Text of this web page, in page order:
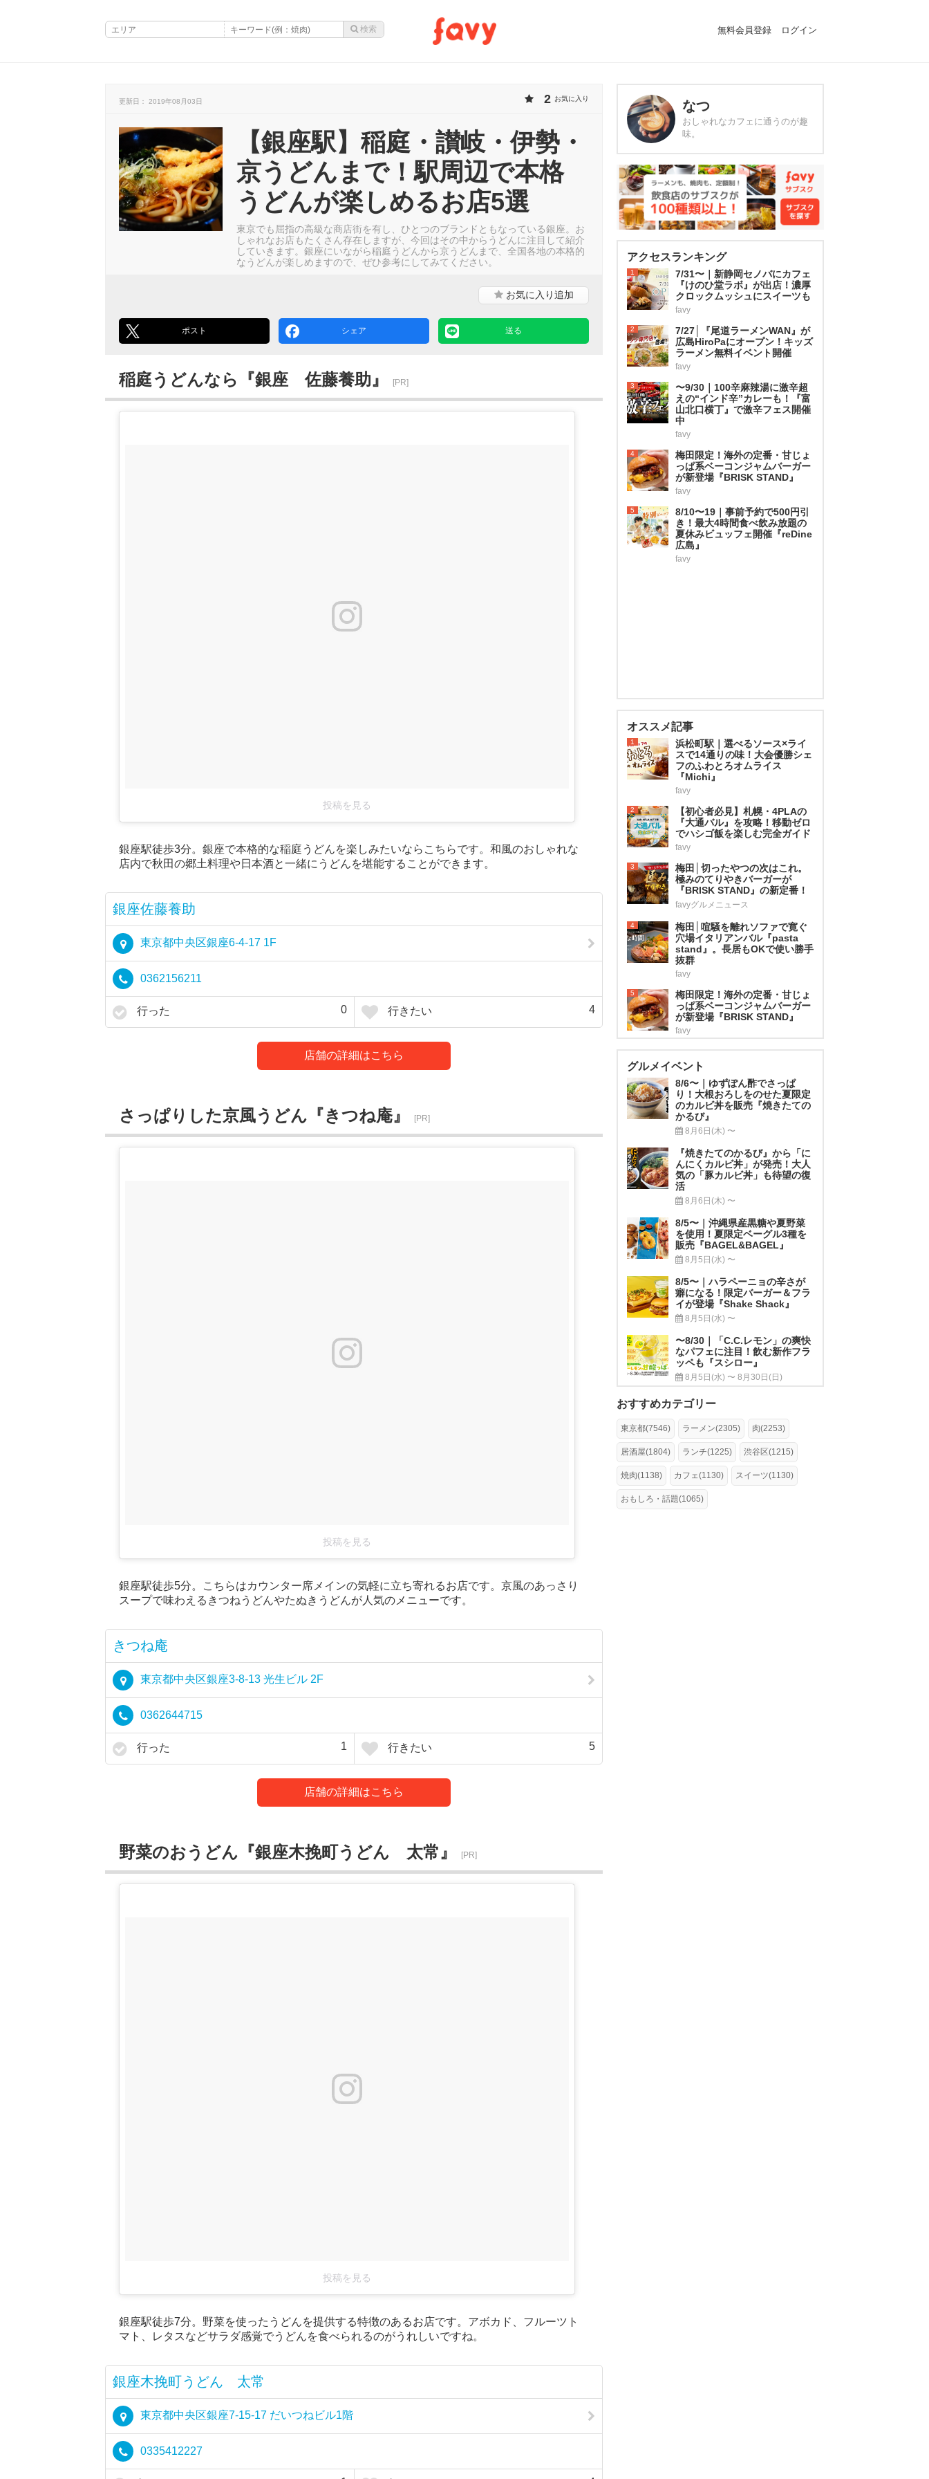
無料会員登録 ログイン
更新日： 2019年08月03日 2 お気に入り
【銀座駅】稲庭・讃岐・伊勢・
京うどんまで！駅周辺で本格
うどんが楽しめるお店5選
東京でも屈指の高級な商店街を有し、ひとつのブランドともなっている銀座。お
しゃれなお店もたくさん存在しますが、今回はその中からうどんに注目して紹介
していきます。銀座にいながら稲庭うどんから京うどんまで、全国各地の本格的
なうどんが楽しめますので、ぜひ参考にしてみてください。
お気に入り追加
ポスト シェア 送る
稲庭うどんなら『銀座 佐藤養助』 [PR]
投稿を見る
銀座駅徒歩3分。銀座で本格的な稲庭うどんを楽しみたいならこちらです。和風のおしゃれな
店内で秋田の郷土料理や日本酒と一緒にうどんを堪能することができます。
銀座佐藤養助
東京都中央区銀座6-4-17 1F
0362156211
行った 0 行きたい 4
店舗の詳細はこちら
さっぱりした京風うどん『きつね庵』 [PR]
投稿を見る
銀座駅徒歩5分。こちらはカウンター席メインの気軽に立ち寄れるお店です。京風のあっさり
スープで味わえるきつねうどんやたぬきうどんが人気のメニューです。
きつね庵
東京都中央区銀座3-8-13 光生ビル 2F
0362644715
行った 1 行きたい 5
店舗の詳細はこちら
野菜のおうどん『銀座木挽町うどん 太常』 [PR]
投稿を見る
銀座駅徒歩7分。野菜を使ったうどんを提供する特徴のあるお店です。アボカド、フルーツト
マト、レタスなどサラダ感覚でうどんを食べられるのがうれしいですね。
銀座木挽町うどん 太常
東京都中央区銀座7-15-17 だいつねビル1階
0335412227
なつ
おしゃれなカフェに通うのが趣
味。
アクセスランキング
1
7/31〜｜新静岡セノバにカフェ
『けのひ堂ラボ』が出店！濃厚
クロックムッシュにスイーツも
favy
2
7/27│『尾道ラーメンWAN』が
広島HiroPaにオープン！キッズ
ラーメン無料イベント開催
favy
3
〜9/30｜100辛麻辣湯に激辛超
えの“インド辛”カレーも！『富
山北口横丁』で激辛フェス開催
中
favy
4
梅田限定！海外の定番・甘じょ
っぱ系ベーコンジャムバーガー
が新登場『BRISK STAND』
favy
5
8/10〜19｜事前予約で500円引
き！最大4時間食べ飲み放題の
夏休みビュッフェ開催『reDine
広島』
favy
オススメ記事
1
浜松町駅｜選べるソース×ライ
スで14通りの味！大会優勝シェ
フのふわとろオムライス
『Michi』
favy
2
【初心者必見】札幌・4PLAの
『大通バル』を攻略！移動ゼロ
でハシゴ飯を楽しむ完全ガイド
favy
3
梅田│切ったやつの次はこれ。
極みのてりやきバーガーが
『BRISK STAND』の新定番！
favyグルメニュース
4
梅田│喧騒を離れソファで寛ぐ
穴場イタリアンバル『pasta
stand』。長居もOKで使い勝手
抜群
favy
5
梅田限定！海外の定番・甘じょ
っぱ系ベーコンジャムバーガー
が新登場『BRISK STAND』
favy
グルメイベント
8/6〜｜ゆずぽん酢でさっぱ
り！大根おろしをのせた夏限定
のカルビ丼を販売『焼きたての
かるび』
8月6日(木) 〜
『焼きたてのかるび』から「に
んにくカルビ丼」が発売！大人
気の「豚カルビ丼」も待望の復
活
8月6日(木) 〜
8/5〜｜沖縄県産黒糖や夏野菜
を使用！夏限定ベーグル3種を
販売『BAGEL&BAGEL』
8月5日(水) 〜
8/5〜｜ハラペーニョの辛さが
癖になる！限定バーガー＆フラ
イが登場『Shake Shack』
8月5日(水) 〜
〜8/30｜「C.C.レモン」の爽快
なパフェに注目！飲む新作フラ
ッペも『スシロー』
8月5日(水) 〜 8月30日(日)
おすすめカテゴリー
東京都(7546) ラーメン(2305) 肉(2253)
居酒屋(1804) ランチ(1225) 渋谷区(1215)
焼肉(1138) カフェ(1130) スイーツ(1130)
おもしろ・話題(1065)